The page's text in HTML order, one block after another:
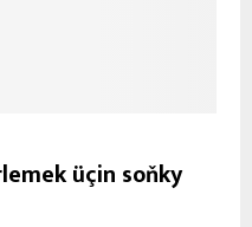
üçin soňky